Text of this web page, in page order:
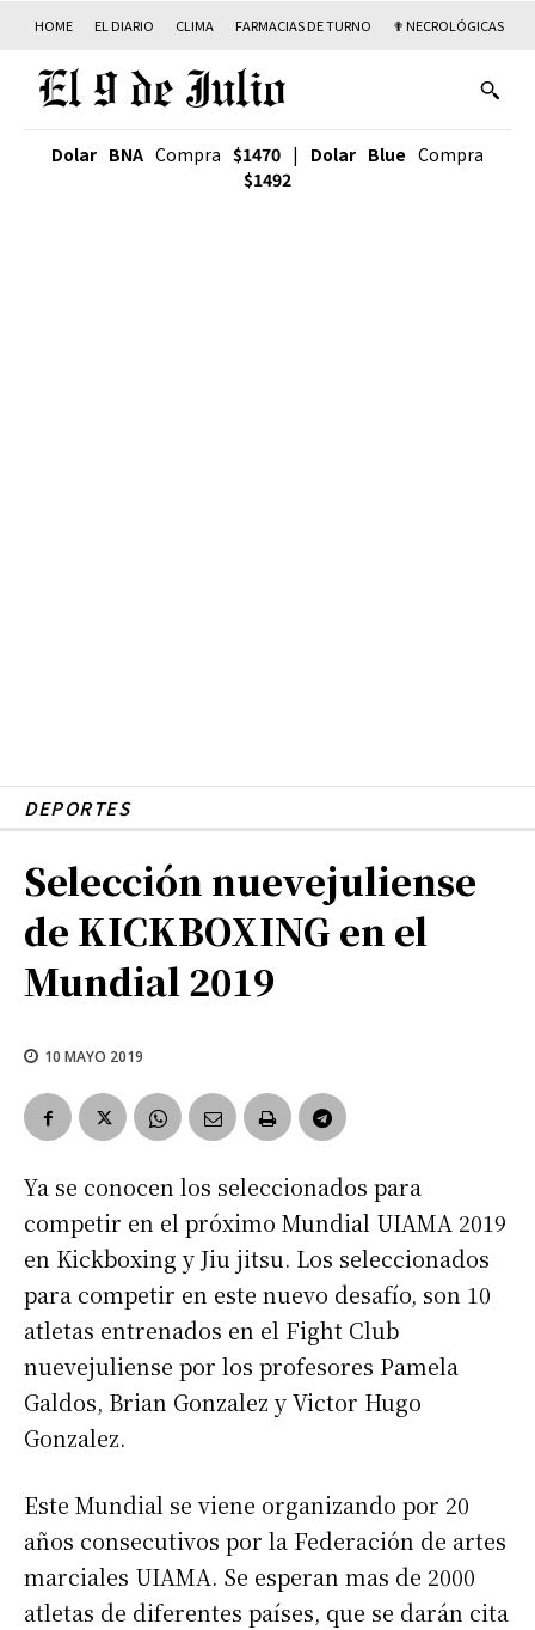
HOME EL DIARIO CLIMA FARMACIAS DE TURNO ✟ NECROLÓGICAS
Dolar BNA Compra $1470 | Dolar Blue Compra
$1492
DEPORTES
Selección nuevejuliense
de KICKBOXING en el
Mundial 2019
10 MAYO 2019
Ya se conocen los seleccionados para
competir en el próximo Mundial UIAMA 2019
en Kickboxing y Jiu jitsu. Los seleccionados
para competir en este nuevo desafío, son 10
atletas entrenados en el Fight Club
nuevejuliense por los profesores Pamela
Galdos, Brian Gonzalez y Victor Hugo
Gonzalez.
Este Mundial se viene organizando por 20
años consecutivos por la Federación de artes
marciales UIAMA. Se esperan mas de 2000
atletas de diferentes países, que se darán cita